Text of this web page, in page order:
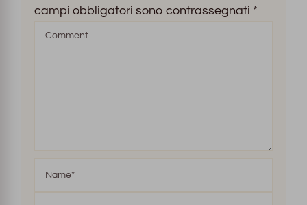
campi obbligatori sono contrassegnati *